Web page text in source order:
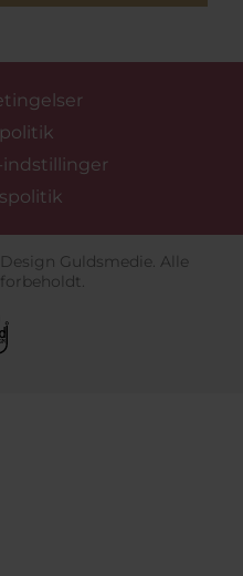
Guldsmedie. Alle